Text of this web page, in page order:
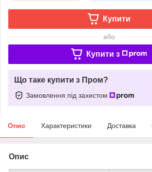
Купити
або
Купити з
Що таке купити з Пром?
Замовлення під захистом
Опис Характеристики Доставка
Опис